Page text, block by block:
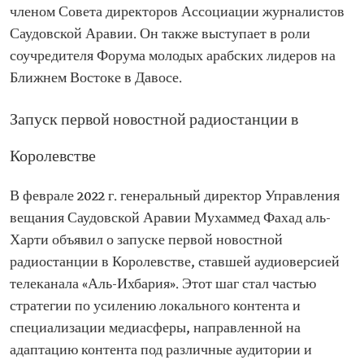
членом Совета директоров Ассоциации журналистов
Саудовской Аравии. Он также выступает в роли
соучредителя Форума молодых арабских лидеров на
Ближнем Востоке в Давосе.
Запуск первой новостной радиостанции в
Королевстве
В феврале 2022 г. генеральный директор Управления
вещания Саудовской Аравии Мухаммед Фахад аль-
Харти объявил о запуске первой новостной
радиостанции в Королевстве, ставшей аудиоверсией
телеканала «Аль-Ихбария». Этот шаг стал частью
стратегии по усилению локального контента и
специализации медиасферы, направленной на
адаптацию контента под различные аудитории и